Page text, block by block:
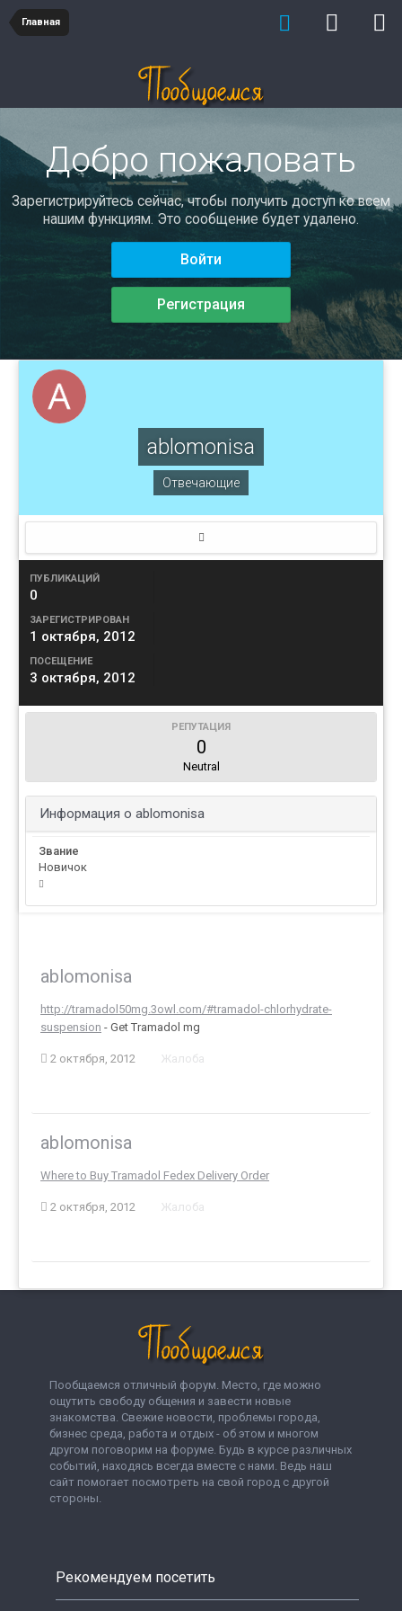
Главная
Добро пожаловать
Зарегистрируйтесь сейчас, чтобы получить доступ ко всем
нашим функциям. Это сообщение будет удалено.
Войти
Регистрация
ablomonisa
Отвечающие
ПУБЛИКАЦИЙ
0
ЗАРЕГИСТРИРОВАН
1 октября, 2012
ПОСЕЩЕНИЕ
3 октября, 2012
РЕПУТАЦИЯ
0
Neutral
Информация о ablomonisa
Звание
Новичок
ablomonisa
http://tramadol50mg.3owl.com/#tramadol-chlorhydrate-
suspension - Get Tramadol mg
2 октября, 2012 Жалоба
ablomonisa
Where to Buy Tramadol Fedex Delivery Order
2 октября, 2012 Жалоба
Пообщаемся отличный форум. Место, где можно
ощутить свободу общения и завести новые
знакомства. Свежие новости, проблемы города,
бизнес среда, работа и отдых - об этом и многом
другом поговорим на форуме. Будь в курсе различных
событий, находясь всегда вместе с нами. Ведь наш
сайт помогает посмотреть на свой город с другой
стороны.
Рекомендуем посетить